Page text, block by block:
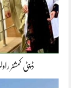
ڈپٹی کمشنر